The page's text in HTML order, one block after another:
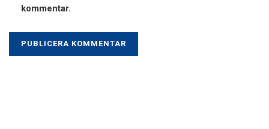
kommentar.